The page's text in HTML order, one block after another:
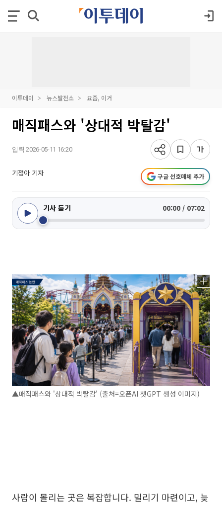
이투데이 뉴스발전소 요즘, 이거
매직패스와 '상대적 박탈감'
입력 2026-05-11 16:20
기정아 기자 구글 선호매체 추가
기사 듣기 00:00 / 07:02
▲매직패스와 '상대적 박탈감' (출처=오픈AI 챗GPT 생성 이미지)
사람이 몰리는 곳은 복잡합니다. 밀리기 마련이고, 늦